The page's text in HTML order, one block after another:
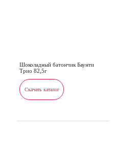
Шоколадный батончик Баунти
Трио 82,5г
Скачать каталог